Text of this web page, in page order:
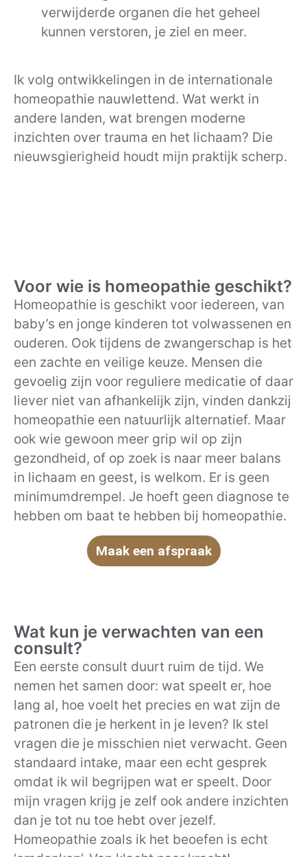
verwijderde organen die het geheel
kunnen verstoren, je ziel en meer.
Ik volg ontwikkelingen in de internationale
homeopathie nauwlettend. Wat werkt in
andere landen, wat brengen moderne
inzichten over trauma en het lichaam? Die
nieuwsgierigheid houdt mijn praktijk scherp.
Voor wie is homeopathie geschikt?
Homeopathie is geschikt voor iedereen, van
baby’s en jonge kinderen tot volwassenen en
ouderen. Ook tijdens de zwangerschap is het
een zachte en veilige keuze. Mensen die
gevoelig zijn voor reguliere medicatie of daar
liever niet van afhankelijk zijn, vinden dankzij
homeopathie een natuurlijk alternatief. Maar
ook wie gewoon meer grip wil op zijn
gezondheid, of op zoek is naar meer balans
in lichaam en geest, is welkom. Er is geen
minimumdrempel. Je hoeft geen diagnose te
hebben om baat te hebben bij homeopathie.
Maak een afspraak
Wat kun je verwachten van een
consult?
Een eerste consult duurt ruim de tijd. We
nemen het samen door: wat speelt er, hoe
lang al, hoe voelt het precies en wat zijn de
patronen die je herkent in je leven? Ik stel
vragen die je misschien niet verwacht. Geen
standaard intake, maar een echt gesprek
omdat ik wil begrijpen wat er speelt. Door
mijn vragen krijg je zelf ook andere inzichten
dan je tot nu toe hebt over jezelf.
Homeopathie zoals ik het beoefen is echt